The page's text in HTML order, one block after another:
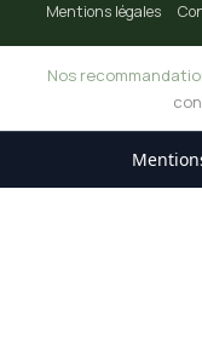
Mentions légales
Nos